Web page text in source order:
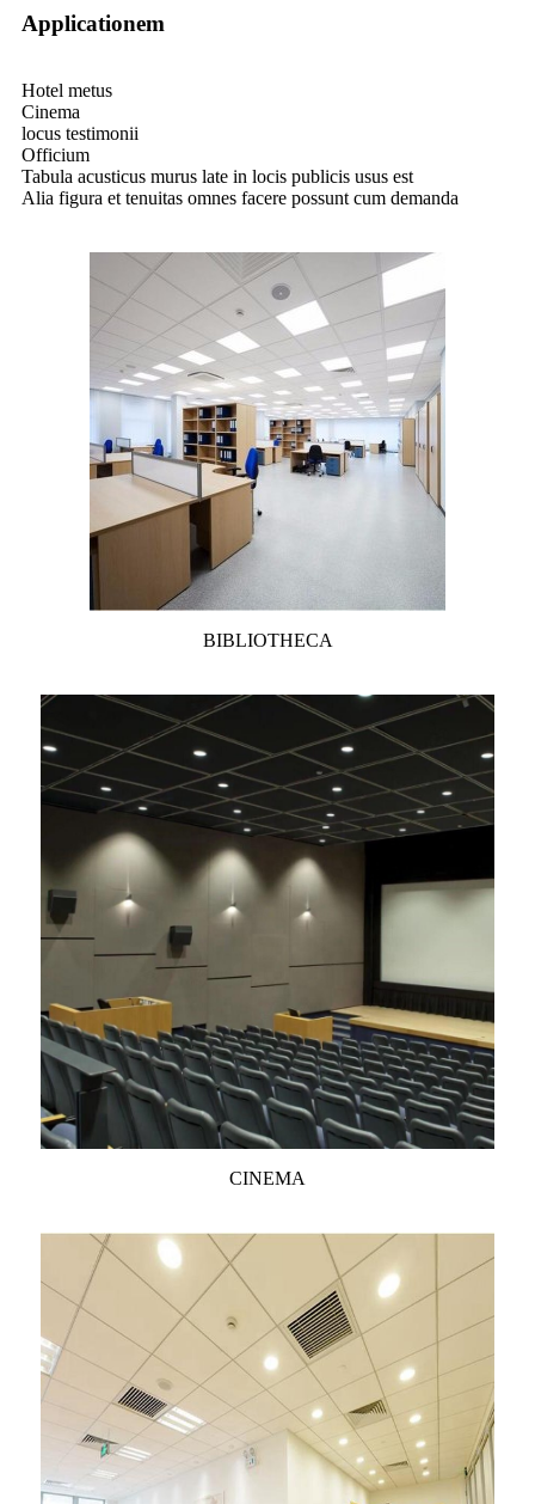
Applicationem
Hotel metus
Cinema
locus testimonii
Officium
Tabula acusticus murus late in locis publicis usus est
Alia figura et tenuitas omnes facere possunt cum demanda
BIBLIOTHECA
CINEMA